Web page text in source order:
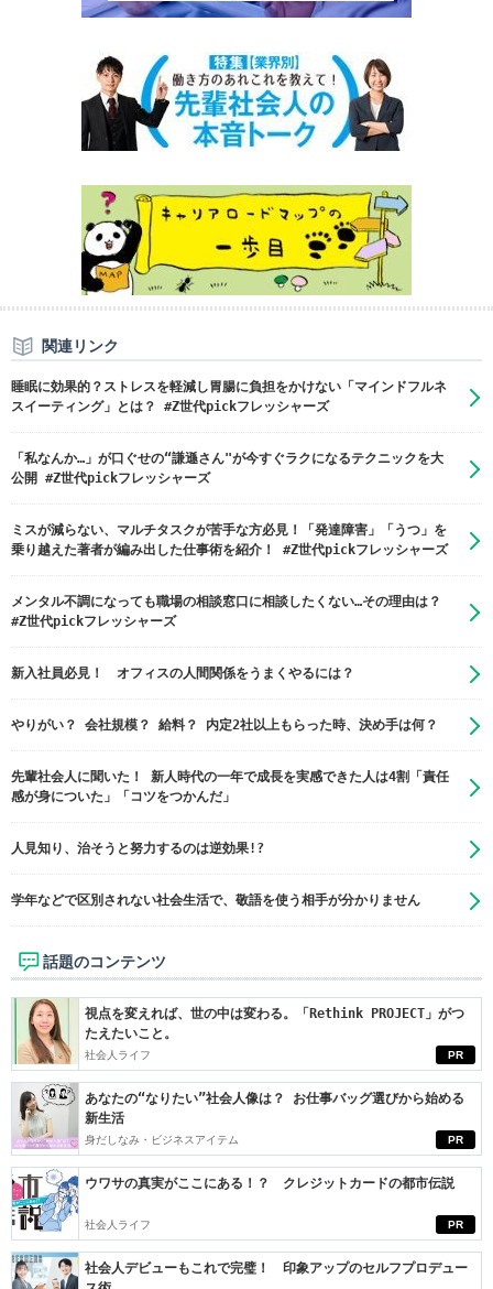
関連リンク
睡眠に効果的？ストレスを軽減し胃腸に負担をかけない「マインドフルネ
スイーティング」とは？ #Z世代pickフレッシャーズ
「私なんか…」が口ぐせの“謙遜さん"が今すぐラクになるテクニックを大
公開 #Z世代pickフレッシャーズ
ミスが減らない、マルチタスクが苦手な方必見！「発達障害」「うつ」を
乗り越えた著者が編み出した仕事術を紹介！ #Z世代pickフレッシャーズ
メンタル不調になっても職場の相談窓口に相談したくない…その理由は？
#Z世代pickフレッシャーズ
新入社員必見！ オフィスの人間関係をうまくやるには？
やりがい？ 会社規模？ 給料？ 内定2社以上もらった時、決め手は何？
先輩社会人に聞いた！ 新人時代の一年で成長を実感できた人は4割「責任
感が身についた」「コツをつかんだ」
人見知り、治そうと努力するのは逆効果!?
学年などで区別されない社会生活で、敬語を使う相手が分かりません
話題のコンテンツ
PR
視点を変えれば、世の中は変わる。「Rethink PROJECT」がつ
たえたいこと。
社会人ライフ
PR
あなたの“なりたい”社会人像は？ お仕事バッグ選びから始める
新生活
身だしなみ・ビジネスアイテム
PR
ウワサの真実がここにある！？ クレジットカードの都市伝説
社会人ライフ
社会人デビューもこれで完璧！ 印象アップのセルフプロデュー